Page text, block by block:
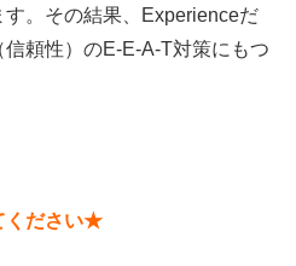
。その結果、Experienceだ
頼性）のE-E-A-T対策にもつ
ください★